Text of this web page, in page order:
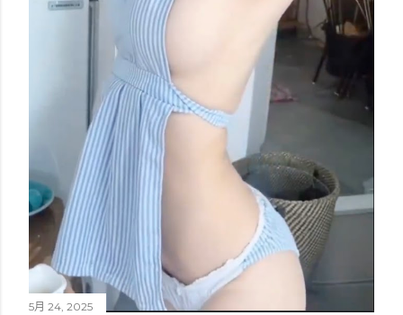
5月 24, 2025